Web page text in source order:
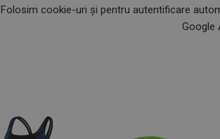
Folosim cookie-uri și pentru autentificare
Google